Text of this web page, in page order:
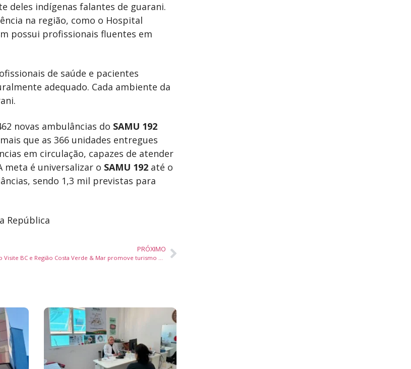
deles indígenas falantes de guarani.
na região, como o Hospital
possui profissionais fluentes em
de saúde e pacientes
adequado. Cada ambiente da
novas ambulâncias do SAMU 192
que as 366 unidades entregues
em circulação, capazes de atender
meta é universalizar o SAMU 192 até o
sendo 1,3 mil previstas para
República
PRÓXIMO
Road Show do Visite BC e Região Costa Verde & Mar promove turismo catarinense em seis cidades do interior de São Paulo